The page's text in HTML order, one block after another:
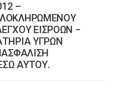
–
ΕΙΣΡΟΩΝ −
ΥΓΡΩΝ
ΑΥΤΟΥ.